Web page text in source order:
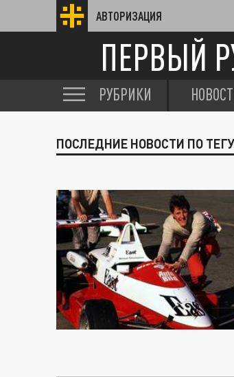
АВТОРИЗАЦИЯ
ПЕРВЫЙ
РУБРИКИ
ПОСЛЕДНИЕ НОВОСТИ ПО